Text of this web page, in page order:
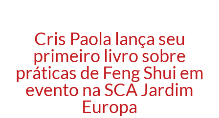
Cris Paola lança seu
primeiro livro sobre
práticas de Feng Shui em
evento na SCA Jardim
Europa